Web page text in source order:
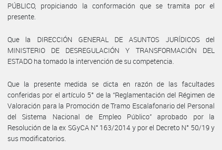
PÚBLICO, propiciando la conformación que se tramita por el
presente.
Que la DIRECCIÓN GENERAL DE ASUNTOS JURÍDICOS del
MINISTERIO DE DESREGULACIÓN Y TRANSFORMACIÓN DEL
ESTADO ha tomado la intervención de su competencia.
Que la presente medida se dicta en razón de las facultades
conferidas por el artículo 5° de la “Reglamentación del Régimen de
Valoración para la Promoción de Tramo Escalafonario del Personal
del Sistema Nacional de Empleo Público” aprobado por la
Resolución de la ex SGyCA N° 163/2014 y por el Decreto N° 50/19 y
sus modificatorios.